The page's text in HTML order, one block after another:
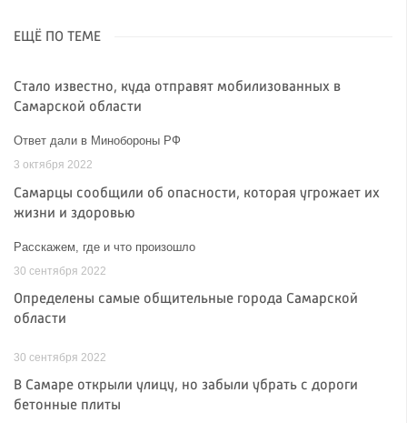
ЕЩЁ ПО ТЕМЕ
Стало известно, куда отправят мобилизованных в
Самарской области
Ответ дали в Минобороны РФ
3 октября 2022
Самарцы сообщили об опасности, которая угрожает их
жизни и здоровью
Расскажем, где и что произошло
30 сентября 2022
Определены самые общительные города Самарской
области
30 сентября 2022
В Самаре открыли улицу, но забыли убрать с дороги
бетонные плиты